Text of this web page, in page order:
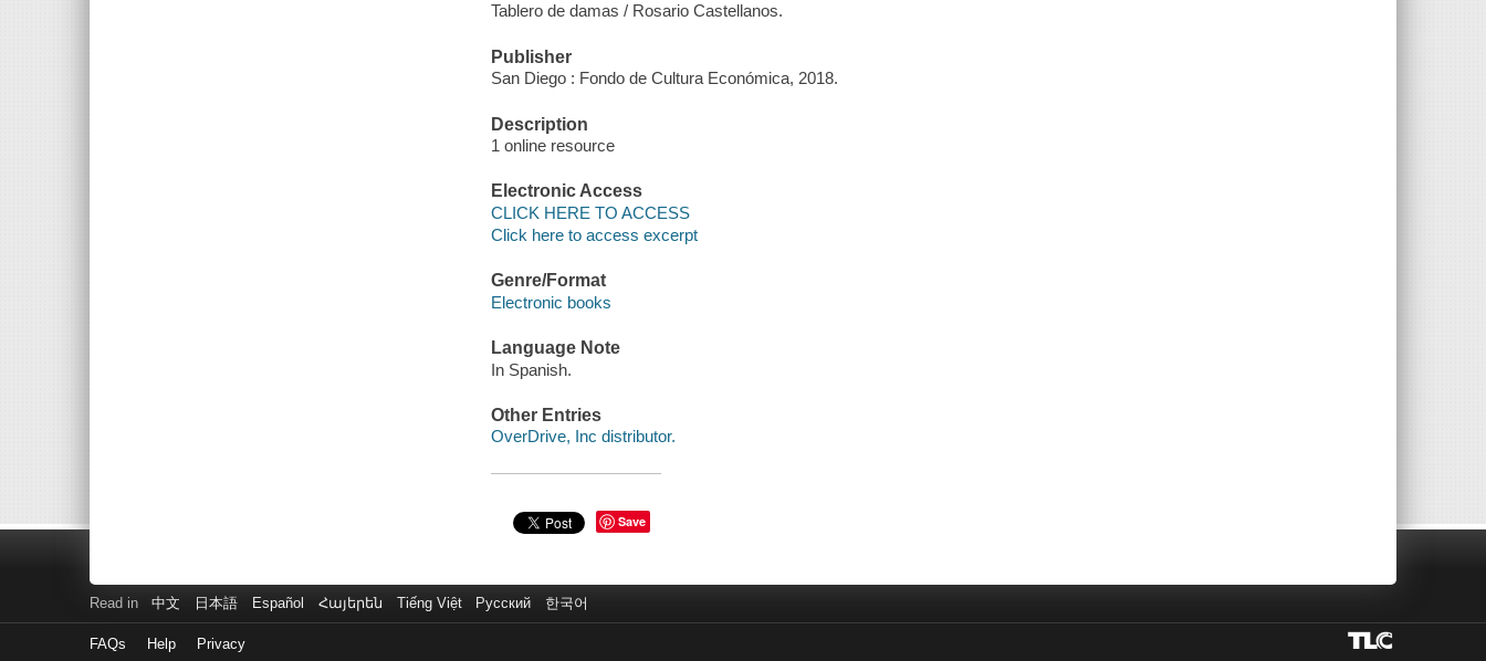
Tablero de damas / Rosario Castellanos.
Publisher
San Diego : Fondo de Cultura Económica, 2018.
Description
1 online resource
Electronic Access
CLICK HERE TO ACCESS
Click here to access excerpt
Genre/Format
Electronic books
Language Note
In Spanish.
Other Entries
OverDrive, Inc distributor.
Save
Read in 中文 日本語 Español Հայերեն Tiếng Việt Русский 한국어
FAQs Help Privacy